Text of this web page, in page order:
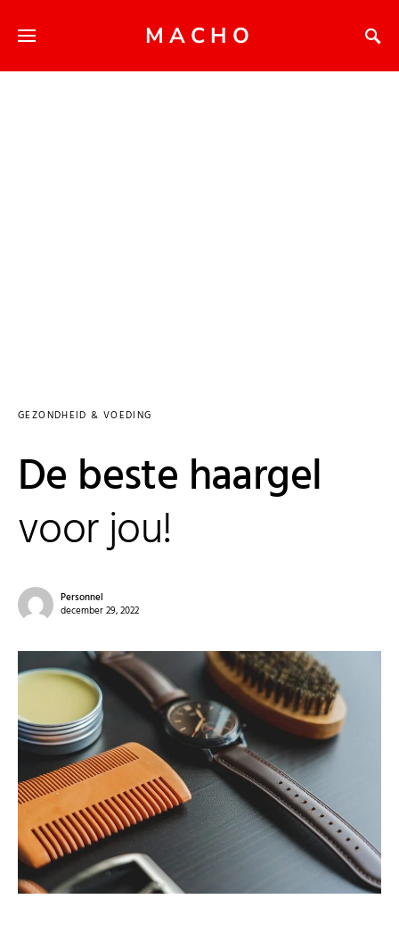
MACHO
GEZONDHEID & VOEDING
De beste haargel
voor jou!
Personnel
december 29, 2022